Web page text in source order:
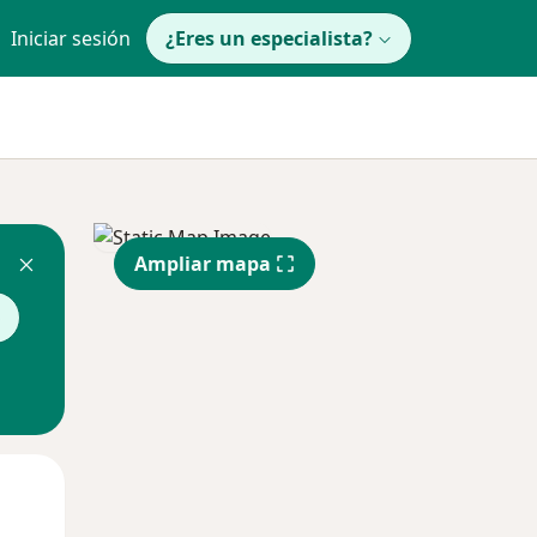
Iniciar sesión ¿Eres un especialista?
Ampliar mapa